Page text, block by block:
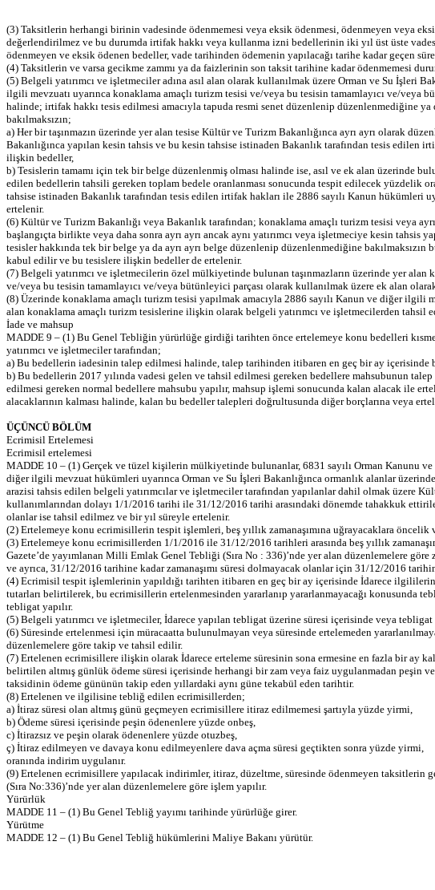
(3) Taksitlerin herhangi birinin vadesinde ödenmemesi veya eksik ödenmesi, ödenmeyen veya
değerlendirilmez ve bu durumda irtifak hakkı veya kullanma izni bedellerinin iki yıl üst üste
ödenmeyen ve eksik ödenen bedeller, vade tarihinden ödemenin yapılacağı tarihe kadar geçen
(4) Taksitlerin ve varsa gecikme zammı ya da faizlerinin son taksit tarihine kadar ödenmemesi
(5) Belgeli yatırımcı ve işletmeciler adına asıl alan olarak kullanılmak üzere Orman ve Su İşleri
ilgili mevzuatı uyarınca konaklama amaçlı turizm tesisi ve/veya bu tesisin tamamlayıcı ve/veya
halinde; irtifak hakkı tesis edilmesi amacıyla tapuda resmi senet düzenlenip düzenlenmediğine
bakılmaksızın;
a) Her bir taşınmazın üzerinde yer alan tesise Kültür ve Turizm Bakanlığınca ayrı ayrı olarak
Bakanlığınca yapılan kesin tahsis ve bu kesin tahsise istinaden Bakanlık tarafından tesis
ilişkin bedeller,
b) Tesislerin tamamı için tek bir belge düzenlenmiş olması halinde ise, asıl ve ek alan üzerinde
edilen bedellerin tahsili gereken toplam bedele oranlanması sonucunda tespit edilecek yüzdelik
tahsise istinaden Bakanlık tarafından tesis edilen irtifak hakları ile 2886 sayılı Kanun
ertelenir.
(6) Kültür ve Turizm Bakanlığı veya Bakanlık tarafından; konaklama amaçlı turizm tesisi veya
başlangıçta birlikte veya daha sonra ayrı ayrı ancak aynı yatırımcı veya işletmeciye kesin
tesisler hakkında tek bir belge ya da ayrı ayrı belge düzenlenip düzenlenmediğine
kabul edilir ve bu tesislere ilişkin bedeller de ertelenir.
(7) Belgeli yatırımcı ve işletmecilerin özel mülkiyetinde bulunan taşınmazların üzerinde yer
ve/veya bu tesisin tamamlayıcı ve/veya bütünleyici parçası olarak kullanılmak üzere ek alan
(8) Üzerinde konaklama amaçlı turizm tesisi yapılmak amacıyla 2886 sayılı Kanun ve diğer
alan konaklama amaçlı turizm tesislerine ilişkin olarak belgeli yatırımcı ve işletmecilerden tahsil
İade ve mahsup
MADDE 9 – (1) Bu Genel Tebliğin yürürlüğe girdiği tarihten önce ertelemeye konu bedelleri
yatırımcı ve işletmeciler tarafından;
a) Bu bedellerin iadesinin talep edilmesi halinde, talep tarihinden itibaren en geç bir ay
b) Bu bedellerin 2017 yılında vadesi gelen ve tahsil edilmesi gereken bedellere mahsubunun
edilmesi gereken normal bedellere mahsubu yapılır, mahsup işlemi sonucunda kalan alacak ile
alacaklarının kalması halinde, kalan bu bedeller talepleri doğrultusunda diğer borçlarına veya
ÜÇÜNCÜ BÖLÜM
Ecrimisil Ertelemesi
Ecrimisil ertelemesi
MADDE 10 – (1) Gerçek ve tüzel kişilerin mülkiyetinde bulunanlar, 6831 sayılı Orman
diğer ilgili mevzuat hükümleri uyarınca Orman ve Su İşleri Bakanlığınca ormanlık alanlar
arazisi tahsis edilen belgeli yatırımcılar ve işletmeciler tarafından yapılanlar dahil olmak üzere
kullanımlarından dolayı 1/1/2016 tarihi ile 31/12/2016 tarihi arasındaki dönemde tahakkuk
olanlar ise tahsil edilmez ve bir yıl süreyle ertelenir.
(2) Ertelemeye konu ecrimisillerin tespit işlemleri, beş yıllık zamanaşımına uğrayacaklara
(3) Ertelemeye konu ecrimisillerden 1/1/2016 ile 31/12/2016 tarihleri arasında beş yıllık
Gazete’de yayımlanan Milli Emlak Genel Tebliği (Sıra No : 336)’nde yer alan düzenlemelere
ve ayrıca, 31/12/2016 tarihine kadar zamanaşımı süresi dolmayacak olanlar için 31/12/2016
(4) Ecrimisil tespit işlemlerinin yapıldığı tarihten itibaren en geç bir ay içerisinde İdarece
tutarları belirtilerek, bu ecrimisillerin ertelenmesinden yararlanıp yararlanmayacağı konusunda
tebligat yapılır.
(5) Belgeli yatırımcı ve işletmeciler, İdarece yapılan tebligat üzerine süresi içerisinde veya
(6) Süresinde ertelenmesi için müracaatta bulunulmayan veya süresinde ertelemeden
düzenlemelere göre takip ve tahsil edilir.
(7) Ertelenen ecrimisillere ilişkin olarak İdarece erteleme süresinin sona ermesine en fazla bir ay
belirtilen altmış günlük ödeme süresi içerisinde herhangi bir zam veya faiz uygulanmadan
taksidinin ödeme gününün takip eden yıllardaki aynı güne tekabül eden tarihtir.
(8) Ertelenen ve ilgilisine tebliğ edilen ecrimisillerden;
a) İtiraz süresi olan altmış günü geçmeyen ecrimisillere itiraz edilmemesi şartıyla yüzde yirmi,
b) Ödeme süresi içerisinde peşin ödenenlere yüzde onbeş,
c) İtirazsız ve peşin olarak ödenenlere yüzde otuzbeş,
ç) İtiraz edilmeyen ve davaya konu edilmeyenlere dava açma süresi geçtikten sonra yüzde yirmi,
oranında indirim uygulanır.
(9) Ertelenen ecrimisillere yapılacak indirimler, itiraz, düzeltme, süresinde ödenmeyen
(Sıra No:336)’nde yer alan düzenlemelere göre işlem yapılır.
Yürürlük
MADDE 11 – (1) Bu Genel Tebliğ yayımı tarihinde yürürlüğe girer.
Yürütme
MADDE 12 – (1) Bu Genel Tebliğ hükümlerini Maliye Bakanı yürütür.